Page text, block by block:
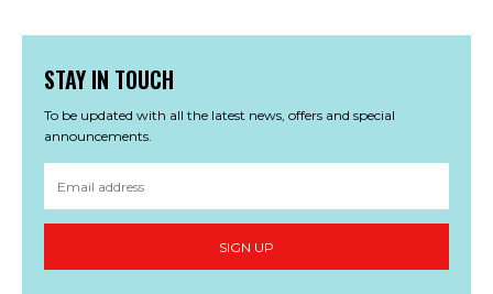
STAY IN TOUCH
To be updated with all the latest news, offers and special
announcements.
SIGN UP